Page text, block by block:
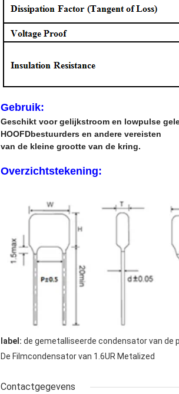
Gebruik:
Geschikt voor gelijkstroom en lowpulse
HOOFDbestuurders en andere vereisten
van de kleine grootte van de kring.
Overzichtstekening:
label: de gemetalliseerde condensator van de
De Filmcondensator van 1.6UR Metalized
Contactgegevens